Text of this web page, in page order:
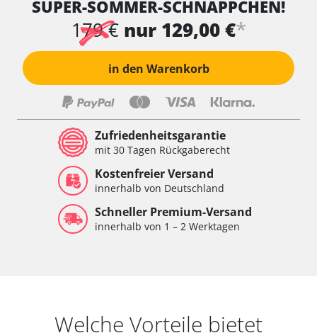
Wischersteuerung
Xenon links
Xenon rechts
Zentrale Bedieneinheit
Zentralelektronik
Zentralelektronik hinten
Zentralelektronik vorne
Zentralelektronik vorne Beifahrer
Zentralelektronik vorne Fahrer
Verfügbarkeit abhängig von Modell, Motorisierung, Ausstattung
und Konfiguration
SUPER-SOMMER-SCHNÄPPCHEN!
179 € nur 129,00 €*
in den Warenkorb
Zufriedenheitsgarantie
mit 30 Tagen Rückgaberecht
Kostenfreier Versand
innerhalb von Deutschland
Schneller Premium-Versand
innerhalb von 1 – 2 Werktagen
Welche Vorteile bietet